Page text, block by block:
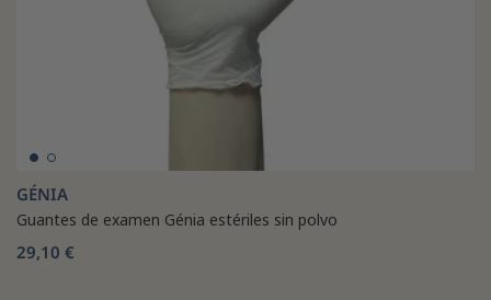
GÉNIA
Guantes de examen Génia estériles sin polvo
29,10 €